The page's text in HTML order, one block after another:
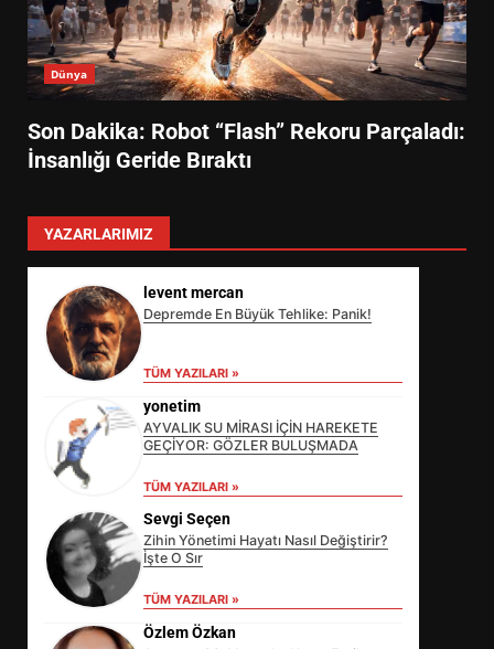
Dünya
Son Dakika: Robot “Flash” Rekoru Parçaladı:
İnsanlığı Geride Bıraktı
YAZARLARIMIZ
levent mercan
Depremde En Büyük Tehlike: Panik!
TÜM YAZILARI »
yonetim
AYVALIK SU MİRASI İÇİN HAREKETE
GEÇİYOR: GÖZLER BULUŞMADA
TÜM YAZILARI »
Sevgi Seçen
Zihin Yönetimi Hayatı Nasıl Değiştirir?
İşte O Sır
TÜM YAZILARI »
Özlem Özkan
EİB’DE KRİTİK ATAMA:
SÜRDÜRÜLEBİLİRLİKTE NE
DEĞİŞECEK?